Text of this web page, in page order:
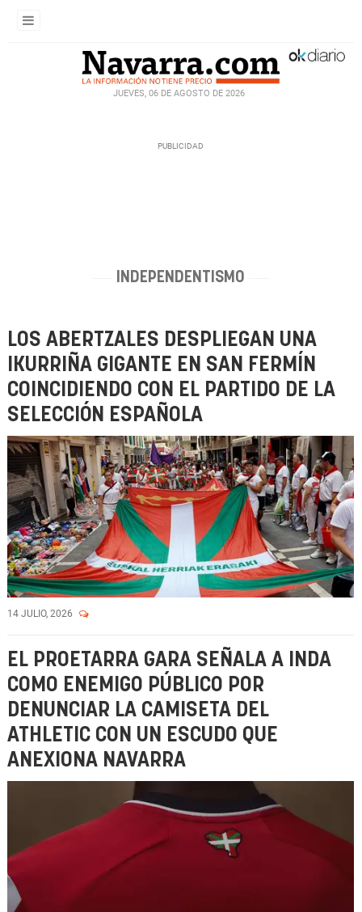
JUEVES, 06 DE AGOSTO DE 2026
INDEPENDENTISMO
LOS ABERTZALES DESPLIEGAN UNA
IKURRIÑA GIGANTE EN SAN FERMÍN
COINCIDIENDO CON EL PARTIDO DE LA
SELECCIÓN ESPAÑOLA
14 JULIO, 2026
EL PROETARRA GARA SEÑALA A INDA
COMO ENEMIGO PÚBLICO POR
DENUNCIAR LA CAMISETA DEL
ATHLETIC CON UN ESCUDO QUE
ANEXIONA NAVARRA